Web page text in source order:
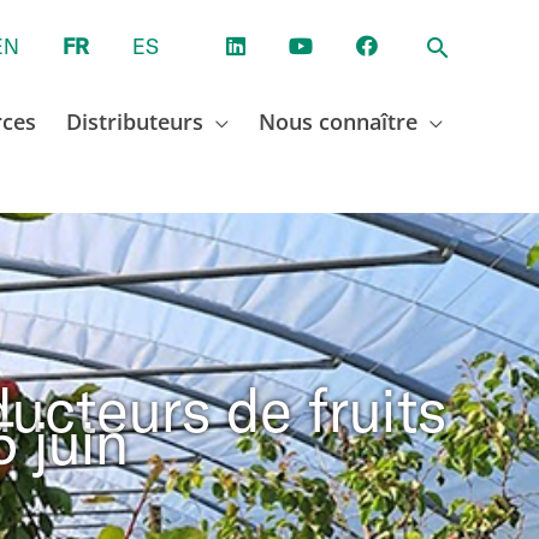
FR ES
Distributeurs
Nous connaître
de fruits
juin